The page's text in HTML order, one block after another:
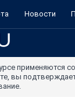
Новости
применяются
вы